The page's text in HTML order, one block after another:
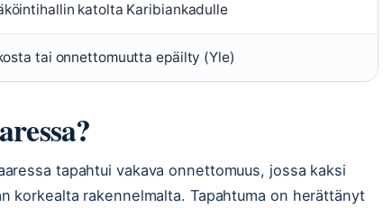
katolta Karibiankadulle
tai onnettomuutta epäilty (Yle)
tapahtui vakava onnettomuus, jossa kaksi
korkealta rakennelmalta. Tapahtuma on herättänyt